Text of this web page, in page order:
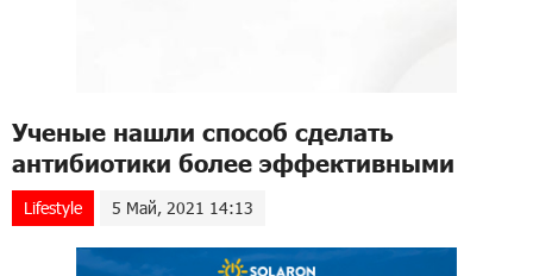
Ученые нашли способ сделать
антибиотики более эффективными
Lifestyle 5 Май, 2021 14:13